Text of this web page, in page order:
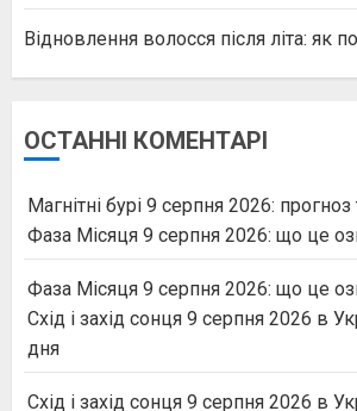
Відновлення волосся після літа: як
ОСТАННІ КОМЕНТАРІ
Магнітні бурі 9 серпня 2026:
Фаза Місяця 9 серпня 2026: що це
Фаза Місяця 9 серпня 2026: що це
Схід і захід сонця 9 серпня 2026 в
дня
Схід і захід сонця 9 серпня 2026 в